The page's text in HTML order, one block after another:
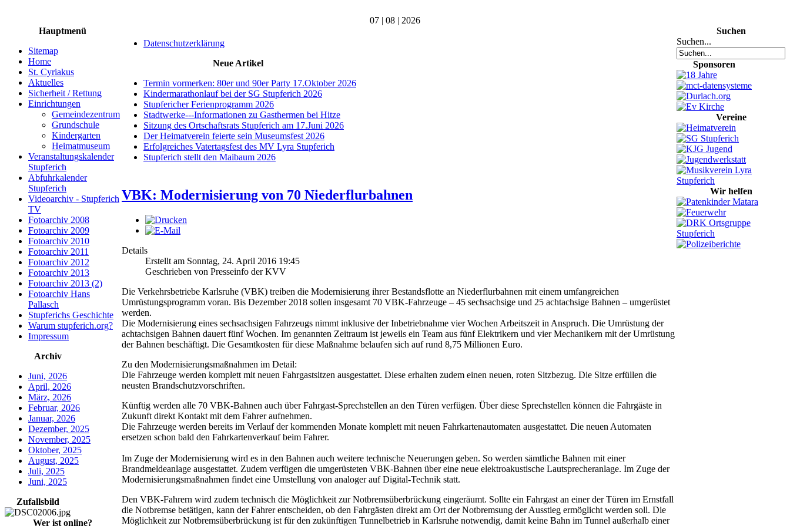
07 | 08 | 2026
Hauptmenü
Sitemap
Home
St. Cyriakus
Aktuelles
Sicherheit / Rettung
Einrichtungen
Gemeindezentrum
Grundschule
Kindergarten
Heimatmuseum
Veranstaltungskalender
Stupferich
Abfuhrkalender
Stupferich
Videoarchiv - Stupferich
TV
Fotoarchiv 2008
Fotoarchiv 2009
Fotoarchiv 2010
Fotoarchiv 2011
Fotoarchiv 2012
Fotoarchiv 2013
Fotoarchiv 2013 (2)
Fotoarchiv Hans
Pallasch
Stupferichs Geschichte
Warum stupferich.org?
Impressum
Archiv
Juni, 2026
April, 2026
März, 2026
Februar, 2026
Januar, 2026
Dezember, 2025
November, 2025
Oktober, 2025
August, 2025
Juli, 2025
Juni, 2025
Zufallsbild
Wer ist online?
Datenschutzerklärung
Neue Artikel
Termin vormerken: 80er und 90er Party 17.Oktober 2026
Kindermarathonlauf bei der SG Stupferich 2026
Stupfericher Ferienprogramm 2026
Stadtwerke---Informationen zu Gasthermen bei Hitze
Sitzung des Ortschaftsrats Stupferich am 17.Juni 2026
Der Heimatverein feierte sein Museumsfest 2026
Erfolgreiches Vatertagsfest des MV Lyra Stupferich
Stupferich stellt den Maibaum 2026
VBK: Modernisierung von 70 Niederflurbahnen
Details
Erstellt am Sonntag, 24. April 2016 19:45
Geschrieben von Presseinfo der KVV
Die Verkehrsbetriebe Karlsruhe (VBK) treiben die Modernisierung ihrer Bestandsflotte an Niederflurbahnen mit einem umfangreichen
Umrüstungsprogramm voran. Bis Dezember 2018 sollen insgesamt 70 VBK-Fahrzeuge – 45 sechsachsige und 25 achtachsige Bahnen – umgerüstet
werden.
Die Modernisierung eines sechsachsigen Fahrzeugs nimmt inklusive der Inbetriebnahme vier Wochen Arbeitszeit in Anspruch. Die Umrüstung der
achtachsigen Bahnen dauert fünf Wochen. Im genannten Zeitraum ist jeweils ein Team aus fünf Elektrikern und vier Mechanikern mit der Umrüstung
der Bahnen beschäftigt. Die Gesamtkosten für diese Maßnahme belaufen sich auf rund 8,75 Millionen Euro.
Zu den Modernisierungsmaßnahmen im Detail:
Die Fahrzeuge werden komplett mit neuen Fahrgastsitzen ausgestattet. Diese erhalten zudem einen neuen, roten Sitzbezug. Die Sitze erfüllen die
neusten Brandschutzvorschriften.
Künftig werden alle 70 VBK-Bahnen auch über Fahrgast-Sprechstellen an den Türen verfügen. Über diese Sprechstellen können die Fahrgäste in
Zukunft direkt Kontakt mit dem Fahrer aufnehmen.
Die Fahrzeuge werden bereits im Verlauf der kommenden Monate komplett mit neuen Fahrkartenautomaten ausgestattet. Die neuen Automaten
ersetzen schon bald den Fahrkartenverkauf beim Fahrer.
Im Zuge der Modernisierung wird es in den Bahnen auch weitere technische Neuerungen geben. So werden sämtliche Bahnen mit einer
Brandmeldeanlage ausgestattet. Zudem verfügen die umgerüsteten VBK-Bahnen über eine neue elektroakustische Lautsprecheranlage. Im Zuge der
Modernisierungsmaßnahmen findet eine Umstellung von analoger auf Digital-Technik statt.
Den VBK-Fahrern wird zudem technisch die Möglichkeit zur Notbremsüberbrückung eingeräumt. Sollte ein Fahrgast an einer der Türen im Ernstfall
die Notbremse betätigen, kann der Fahrer entscheiden, ob den Fahrgästen direkt am Ort der Notbremsung der Ausstieg ermöglicht werden soll. Die
Möglichkeit zur Notbremsüberbrückung ist für den zukünftigen Tunnelbetrieb in Karlsruhe notwendig, damit keine Bahn im Tunnel außerhalb einer
Suchen
Suchen...
Sponsoren
Vereine
Wir helfen